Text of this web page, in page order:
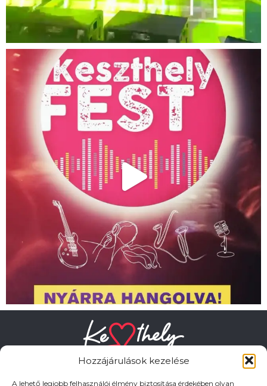
Hozzájárulások kezelése
A lehető legjobb felhasználói élmény biztosítása érdekében olyan